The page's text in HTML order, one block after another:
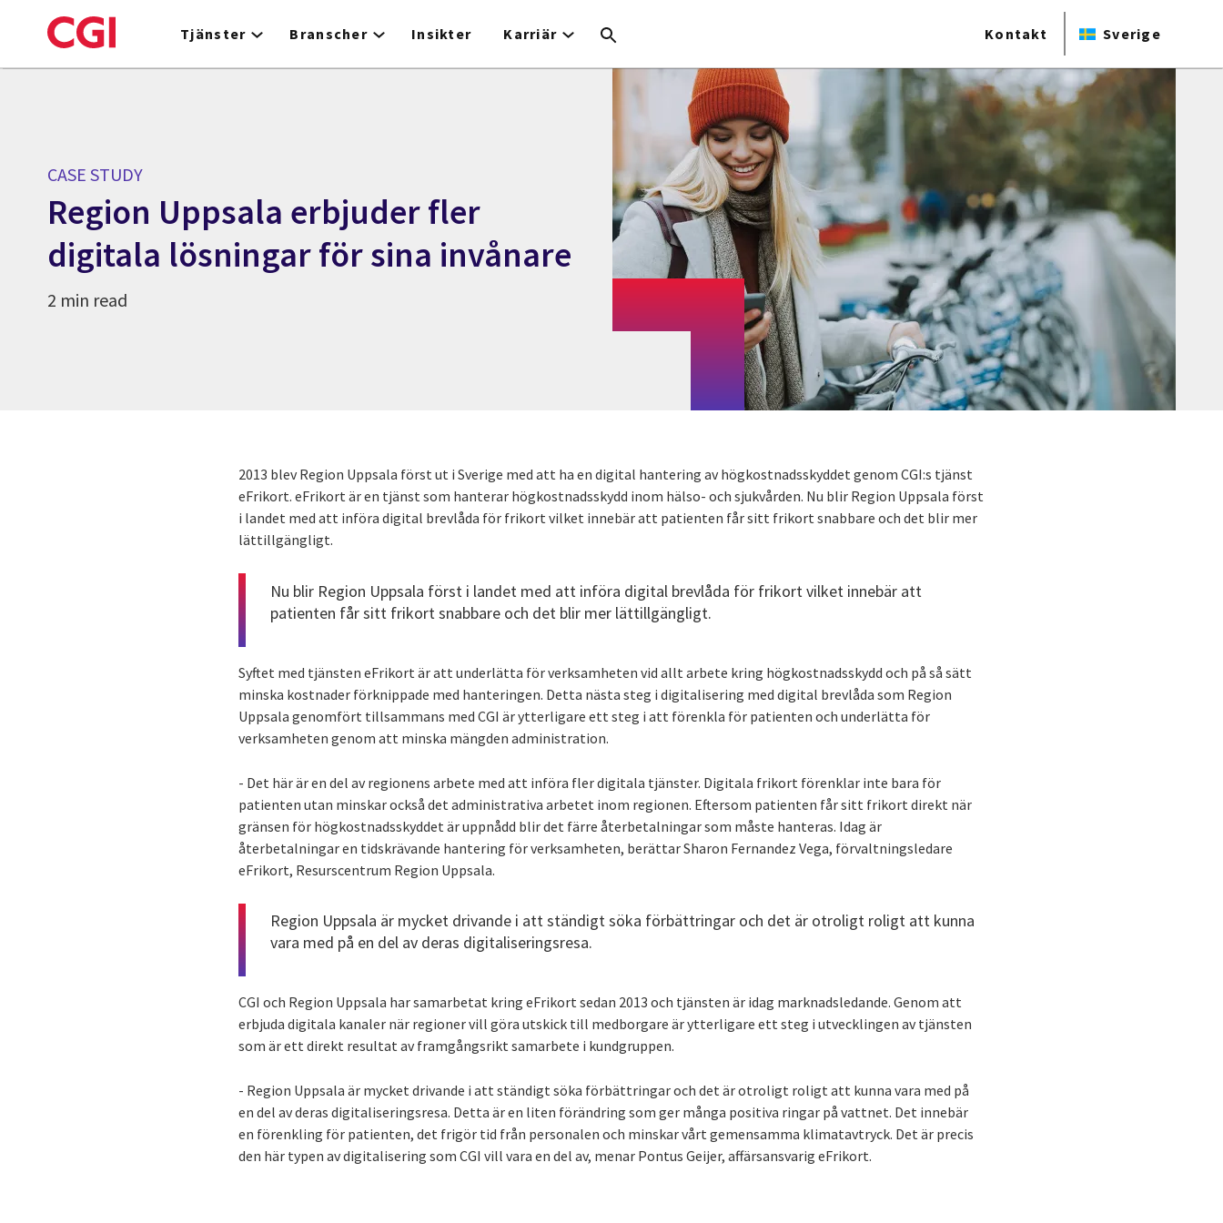
to
Tjänster Branscher Insikter Karriär Kontakt Sverige
CASE STUDY
Region Uppsala erbjuder fler
digitala lösningar för sina invånare
2 min read
2013 blev Region Uppsala först ut i Sverige med att ha en digital hantering av högkostnadsskyddet genom CGI:s tjänst
eFrikort. eFrikort är en tjänst som hanterar högkostnadsskydd inom hälso- och sjukvården. Nu blir Region Uppsala först
i landet med att införa digital brevlåda för frikort vilket innebär att patienten får sitt frikort snabbare och det blir mer
lättillgängligt.
Nu blir Region Uppsala först i landet med att införa digital brevlåda för frikort vilket innebär att
patienten får sitt frikort snabbare och det blir mer lättillgängligt.
Syftet med tjänsten eFrikort är att underlätta för verksamheten vid allt arbete kring högkostnadsskydd och på så sätt
minska kostnader förknippade med hanteringen. Detta nästa steg i digitalisering med digital brevlåda som Region
Uppsala genomfört tillsammans med CGI är ytterligare ett steg i att förenkla för patienten och underlätta för
verksamheten genom att minska mängden administration.
- Det här är en del av regionens arbete med att införa fler digitala tjänster. Digitala frikort förenklar inte bara för
patienten utan minskar också det administrativa arbetet inom regionen. Eftersom patienten får sitt frikort direkt när
gränsen för högkostnadsskyddet är uppnådd blir det färre återbetalningar som måste hanteras. Idag är
återbetalningar en tidskrävande hantering för verksamheten, berättar Sharon Fernandez Vega, förvaltningsledare
eFrikort, Resurscentrum Region Uppsala.
Region Uppsala är mycket drivande i att ständigt söka förbättringar och det är otroligt roligt att kunna
vara med på en del av deras digitaliseringsresa.
CGI och Region Uppsala har samarbetat kring eFrikort sedan 2013 och tjänsten är idag marknadsledande. Genom att
erbjuda digitala kanaler när regioner vill göra utskick till medborgare är ytterligare ett steg i utvecklingen av tjänsten
som är ett direkt resultat av framgångsrikt samarbete i kundgruppen.
- Region Uppsala är mycket drivande i att ständigt söka förbättringar och det är otroligt roligt att kunna vara med på
en del av deras digitaliseringsresa. Detta är en liten förändring som ger många positiva ringar på vattnet. Det innebär
en förenkling för patienten, det frigör tid från personalen och minskar vårt gemensamma klimatavtryck. Det är precis
den här typen av digitalisering som CGI vill vara en del av, menar Pontus Geijer, affärsansvarig eFrikort.